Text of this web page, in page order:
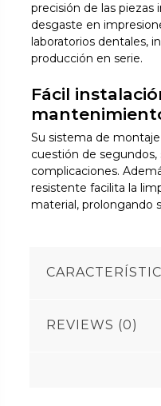
precisión de las piezas
desgaste en
laboratorios dentales,
producción en serie.
Fácil
Su sistema de
cuestión de segundos,
complicaciones.
resistente facilita la
material, prolongando
REVIEWS (0)